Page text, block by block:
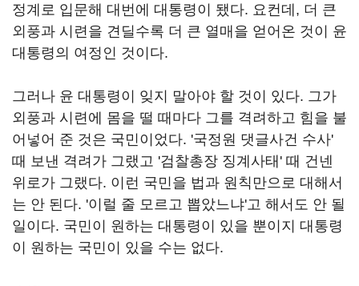
정계로 입문해 대번에 대통령이 됐다. 요컨데, 더 큰
외풍과 시련을 견딜수록 더 큰 열매을 얻어온 것이 윤
대통령의 여정인 것이다.
그러나 윤 대통령이 잊지 말아야 할 것이 있다. 그가
외풍과 시련에 몸을 떨 때마다 그를 격려하고 힘을 불
어넣어 준 것은 국민이었다. '국정원 댓글사건 수사'
때 보낸 격려가 그랬고 '검찰총장 징계사태' 때 건넨
위로가 그랬다. 이런 국민을 법과 원칙만으로 대해서
는 안 된다. '이럴 줄 모르고 뽑았느냐'고 해서도 안 될
일이다. 국민이 원하는 대통령이 있을 뿐이지 대통령
이 원하는 국민이 있을 수는 없다.